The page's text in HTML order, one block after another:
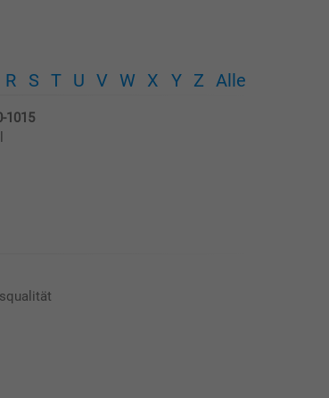
R S T U V W X Y Z Alle
1015